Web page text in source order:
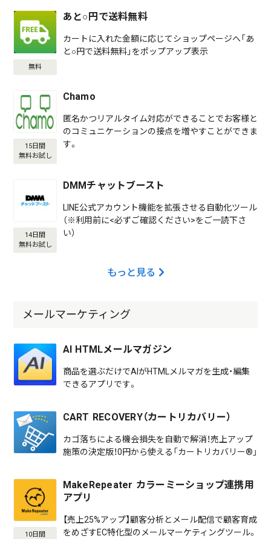
無料
あと○円で送料無料
カートに入れた金額に応じてショップページへ「あ
と○円で送料無料」をポップアップ表示
15日間
無料お試し
Chamo
匿名かつリアルタイム対応ができることでお客様と
のコミュニケーションの接点を増やすことができま
す。
14日間
無料お試し
DMMチャットブースト
LINE公式アカウント機能を拡張させる自動化ツール
（※利用前に<必ずご確認ください>をご一読下さ
い）
もっと見る
メールマーケティング
AI HTMLメールマガジン
商品を選ぶだけでAIがHTMLメルマガを生成・編集
できるアプリです。
CART RECOVERY（カートリカバリー）
カゴ落ちによる機会損失を自動で解消！売上アップ
施策の決定版！0円から使える「カートリカバリー®」
10日間
MakeRepeater カラーミーショップ連携用
アプリ
【売上25%アップ】顧客分析とメール配信で顧客育成
をめざすEC特化型のメールマーケティングツール。